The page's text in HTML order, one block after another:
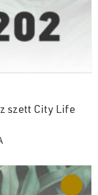
szett City Life